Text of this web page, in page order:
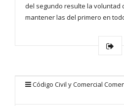
del segundo resulte la voluntad
mantener las del primero en
Código Civil y Comercial